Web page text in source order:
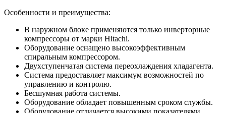
Особенности и преимущества:
В наружном блоке применяются только инверторные
компрессоры от марки Hitachi.
Оборудование оснащено высокоэффективным
спиральным компрессором.
Двухступенчатая система переохлаждения хладагента.
Система предоставляет максимум возможностей по
управлению и контролю.
Бесшумная работа системы.
Оборудование обладает повышенным сроком службы.
Оборудование отличается высокими показателями